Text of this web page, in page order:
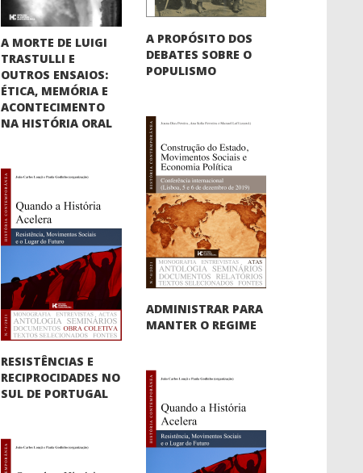
A MORTE DE LUIGI
TRASTULLI E
OUTROS ENSAIOS:
ÉTICA, MEMÓRIA E
ACONTECIMENTO
NA HISTÓRIA ORAL
A PROPÓSITO DOS
DEBATES SOBRE O
POPULISMO
ADMINISTRAR PARA
MANTER O REGIME
RESISTÊNCIAS E
RECIPROCIDADES NO
SUL DE PORTUGAL